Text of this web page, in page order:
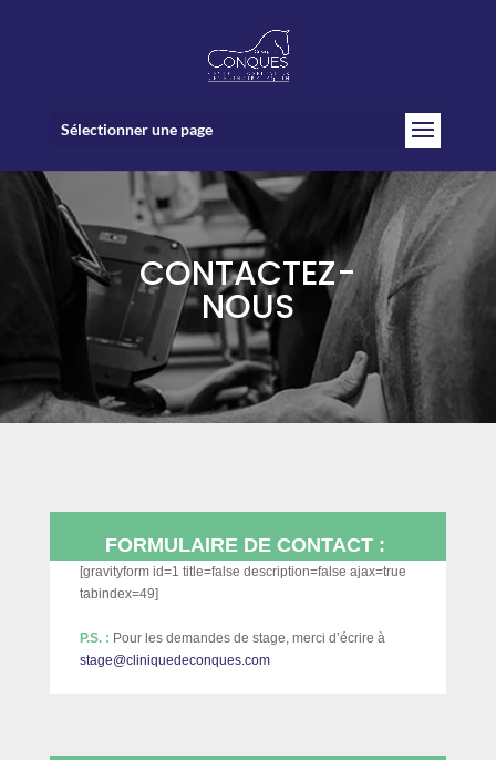
Sélectionner une page
CONTACTEZ-
NOUS
FORMULAIRE DE CONTACT :
[gravityform id=1 title=false description=false ajax=true
tabindex=49]
P.S. : Pour les demandes de stage, merci d’écrire à
stage@cliniquedeconques.com